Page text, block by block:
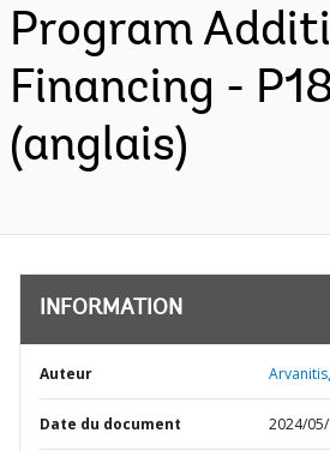
Program
Financing -
(anglais)
INFORMATION
Auteur
Date du document 2024/